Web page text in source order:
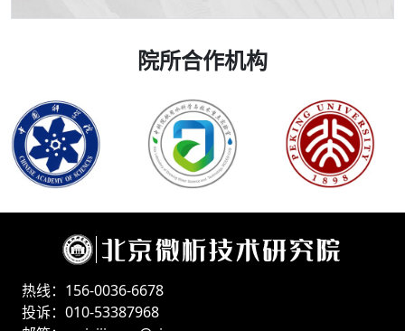
院所合作机构
热线：156-0036-6678
投诉：010-53387968